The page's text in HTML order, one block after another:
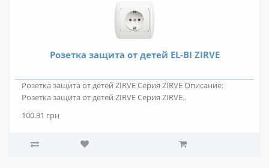
Розетка защита от детей EL-BI ZIRVE
Розетка защита от детей ZIRVE Серия ZIRVE Описание:
Розетка защита от детей ZIRVE Серия ZIRVE..
100.31 грн